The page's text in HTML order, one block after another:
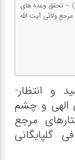
همراه با ماه شعبان ماه امید و انتظار- (شماره ۱۱) – تحقق وعده های
ولائی آیت الله
و انتظار-
الهی و چشم
مرجع
گلپایگانی